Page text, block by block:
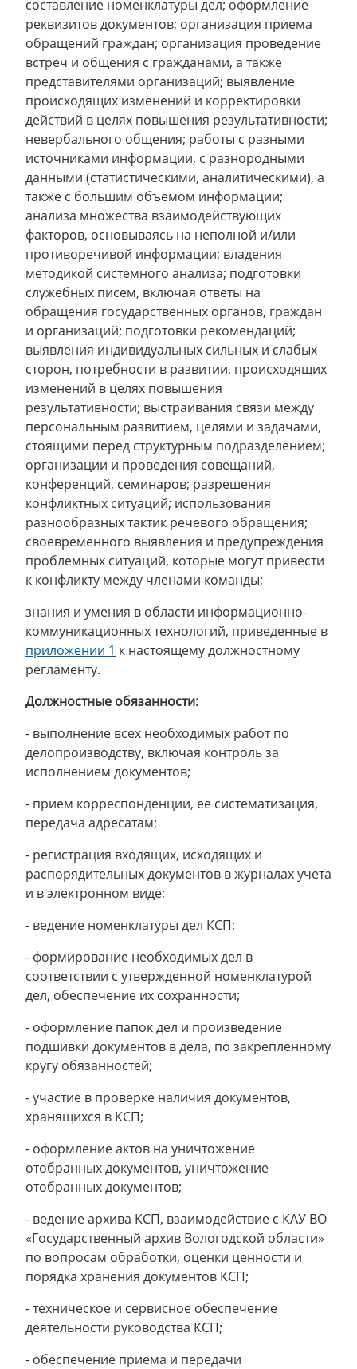
составление номенклатуры дел; оформление
реквизитов документов; организация приема
обращений граждан; организация проведение
встреч и общения с гражданами, а также
представителями организаций; выявление
происходящих изменений и корректировки
действий в целях повышения результативности;
невербального общения; работы с разными
источниками информации, с разнородными
данными (статистическими, аналитическими), а
также с большим объемом информации;
анализа множества взаимодействующих
факторов, основываясь на неполной и/или
противоречивой информации; владения
методикой системного анализа; подготовки
служебных писем, включая ответы на
обращения государственных органов, граждан
и организаций; подготовки рекомендаций;
выявления индивидуальных сильных и слабых
сторон, потребности в развитии, происходящих
изменений в целях повышения
результативности; выстраивания связи между
персональным развитием, целями и задачами,
стоящими перед структурным подразделением;
организации и проведения совещаний,
конференций, семинаров; разрешения
конфликтных ситуаций; использования
разнообразных тактик речевого обращения;
своевременного выявления и предупреждения
проблемных ситуаций, которые могут привести
к конфликту между членами команды;
знания и умения в области информационно-
коммуникационных технологий, приведенные в
приложении 1 к настоящему должностному
регламенту.
Должностные обязанности:
- выполнение всех необходимых работ по
делопроизводству, включая контроль за
исполнением документов;
- прием корреспонденции, ее систематизация,
передача адресатам;
- регистрация входящих, исходящих и
распорядительных документов в журналах учета
и в электронном виде;
- ведение номенклатуры дел КСП;
- формирование необходимых дел в
соответствии с утвержденной номенклатурой
дел, обеспечение их сохранности;
- оформление папок дел и произведение
подшивки документов в дела, по закрепленному
кругу обязанностей;
- участие в проверке наличия документов,
хранящихся в КСП;
- оформление актов на уничтожение
отобранных документов, уничтожение
отобранных документов;
- ведение архива КСП, взаимодействие с КАУ ВО
«Государственный архив Вологодской области»
по вопросам обработки, оценки ценности и
порядка хранения документов КСП;
- техническое и сервисное обеспечение
деятельности руководства КСП;
- обеспечение приема и передачи